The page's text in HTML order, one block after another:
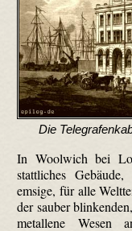
Die
In Woolwich bei
stattliches
emsige, für alle
der sauber
metallene Wesen